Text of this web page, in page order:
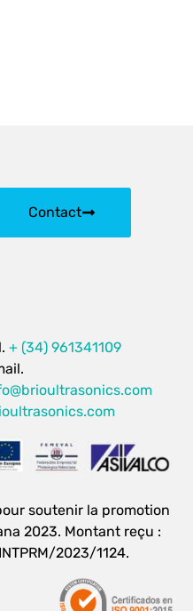
Contact
+ (34) 961341109
soutenir la promotion
2023. Montant reçu :
2023/1124.